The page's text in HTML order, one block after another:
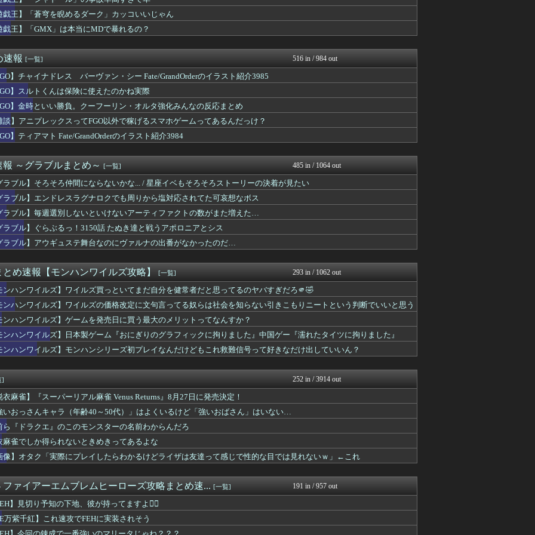
めて思うけど突然変異かってくらいメインストーリーがめちゃくち...
ラン8位wwwwww
で一番強いのマリータじゃね？？？
】ゲームを発売日に買う最大のメリットってなんすか？
モンハンまとめ速報【モンハ...
艦てまたユーロの仲間入りしとんのか
艦これ速報 艦隊これくしょ...
説』とかいう過大評価ゲーム
ゆるゲーマー遅報
はどっちの方が難しい？ E5甲はウイニングランって聞いたん...
説明をするもド下手くそな私と正論な友人がコチラ・・・・・
年熊本地震」への支援として、義援金3000万円の寄付を発表。...
馬鳥速報
、月収1億円ｗｗｗそりゃ外出るのにボディガードつけるわ…
ゲーム魔人
、このソース食べても大丈夫なやつ？
いう言葉が似合うウマ娘
「双界マルス・ルキナ」「魔器ルフレ女」「クロム」「シーダ」...
ルフレch. - ファイア...
「Switch2版でコンテンツ内でデータロードに時間を要...
馬鳥速報
睨めるダーク」カッコいいじゃん
遊戯王マスターデュエルまと...
ンダルってもしかして欠点がないのでは…？
うまぴょいチャンネル -ウ...
バイバルホラー『ザ・ナイン・チャーネル ー第九納骨室ー』PS...
居眠りふぶき 他
あ艦これ ～艦隊これくしょ...
て結局何するイベントなの
艦これ速報 艦隊これくしょ...
転演出で難しいと言われていたSwitch2版のWoL討滅戦...
督に着任するなら皆吹雪初期艦なんだろうか
あ艦これ ～艦隊これくしょ...
地航空にいれたら半径伸びたりします？
艦これ速報 艦隊これくしょ...
ん、左目のコンタクトが曇ってしまったため急遽ステージ上で洗う...
スマブラ屋さん | スマブ...
マシンで山道を駆け上がるヒルクライムレース『Classic...
PlaySphere | ...
族が生えてくる可能性は全然あるからな
ウマ娘まとめ超速報！
にドンキのペラコスでファッションショーしてほしい…
パカ娘速報！！ウマ娘まとめ...
おうか迷ってるけどボリュームはどんなもんなんだろう？
けおけお速報
」は本当にMDで暴れるの？
遊戯王マスターデュエルまと...
舗経営のローグライクアクションRPG続編『Moonlight...
PlaySphere | ...
にも元気なアーモンドッグ
うまぴょいチャンネル -ウ...
るさと納税は熊本に全ツッパするでち！
艦これ速報 艦隊これくしょ...
ブレイドバン」のエレゼン女性が美しすぎると話題に
馬鳥速報
戯王】「蒼穹を睨めるダーク」カッコいいじゃん
戯王】「GMX」は本当にMDで暴れるの？
速報 [一覧] 516 in / 984 out
】チャイナドレス バーヴァン・シー Fate/GrandOrderのイラスト紹介3985
】スルトくんは保険に使えたのかね実際
】金時といい勝負。クーフーリン・オルタ強化みんなの反応まとめ
談】アニプレックスってFGO以外で稼げるスマホゲームってあるんだっけ？
】ティアマト Fate/GrandOrderのイラスト紹介3984
～グラブルまとめ～ [一覧] 485 in / 1064 out
ラブル】そろそろ仲間にならないかな... / 星座イベもそろそろストーリーの決着が見たい
ラブル】エンドレスラグナロクでも周りから塩対応されてた可哀想なボス
ラブル】毎週選別しないといけないアーティファクトの数がまた増えた…
ラブル】ぐらぶるっ！3150話 たぬき達と戦うアポロニアとシス
ラブル】アウギュステ舞台なのにヴァルナの出番がなかったのだ…
め速報【モンハンワイルズ攻略】 [一覧] 293 in / 1062 out
ンハンワイルズ】ワイルズ買っといてまだ自分を健常者だと思ってるのヤバすぎだろ🫵🤣
ンハンワイルズ】ワイルズの価格改定に文句言ってる奴らは社会を知らない引きこもりニートという判断でいいと思う
ンハンワイルズ】ゲームを発売日に買う最大のメリットってなんすか？
ンハンワイルズ】日本製ゲーム『おにぎりのグラフィックに拘りました』中国ゲー『濡れたタイツに拘りました』
ンハンワイルズ】モンハンシリーズ初プレイなんだけどもこれ救難信号って好きなだけ出していいん？
] 252 in / 3914 out
衣麻雀】『スーパーリアル麻雀 Venus Returns』8月27日に発売決定！
いおっさんキャラ（年齢40～50代）」はよくいるけど「強いおばさん」はいない…
ら『ドラクエ』のこのモンスターの名前わからんだろ
麻雀でしか得られないときめきってあるよな
像】オタク「実際にプレイしたらわかるけどライザは友達って感じで性的な目では見れないｗ」←これ
ファイアーエムブレムヒーローズ攻略まとめ速... [一覧] 191 in / 957 out
】見切り予知の下地、彼が持ってますよ👍🏻
万紫千紅】これ速攻でFEHに実装されそう